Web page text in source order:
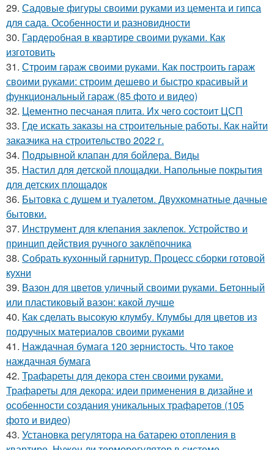
29. Садовые фигуры своими руками из цемента и гипса
для сада. Особенности и разновидности
30. Гардеробная в квартире своими руками. Как
изготовить
31. Строим гараж своими руками. Как построить гараж
своими руками: строим дешево и быстро красивый и
функциональный гараж (85 фото и видео)
32. Цементно песчаная плита. Их чего состоит ЦСП
33. Где искать заказы на строительные работы. Как найти
заказчика на строительство 2022 г.
34. Подрывной клапан для бойлера. Виды
35. Настил для детской площадки. Напольные покрытия
для детских площадок
36. Бытовка с душем и туалетом. Двухкомнатные дачные
бытовки.
37. Инструмент для клепания заклепок. Устройство и
принцип действия ручного заклёпочника
38. Собрать кухонный гарнитур. Процесс сборки готовой
кухни
39. Вазон для цветов уличный своими руками. Бетонный
или пластиковый вазон: какой лучше
40. Как сделать высокую клумбу. Клумбы для цветов из
подручных материалов своими руками
41. Наждачная бумага 120 зернистость. Что такое
наждачная бумага
42. Трафареты для декора стен своими руками.
Трафареты для декора: идеи применения в дизайне и
особенности создания уникальных трафаретов (105
фото и видео)
43. Установка регулятора на батарею отопления в